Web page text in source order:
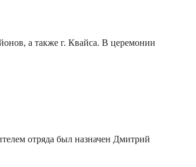
а также г. Квайса. В церемонии
отряда был назначен Дмитрий